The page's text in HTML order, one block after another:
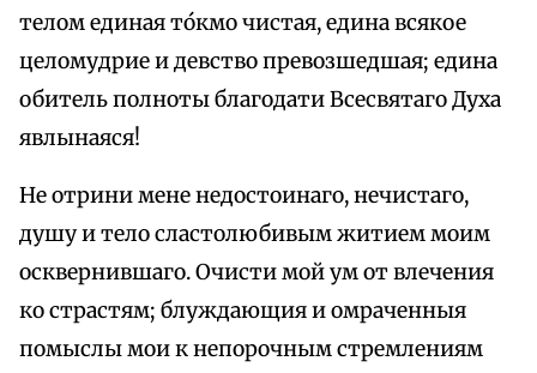
телом единая то́кмо чистая, едина всякое
целомудрие и девство превозшедшая; едина
обитель полноты благодати Всесвятаго Духа
явлынаяся!
Не отрини мене недостоинаго, нечистаго,
душу и тело сластолюбивым житием моим
осквернившаго. Очисти мой ум от влечения
ко страстям; блуждающия и омраченныя
помыслы мои к непорочным стремлениям